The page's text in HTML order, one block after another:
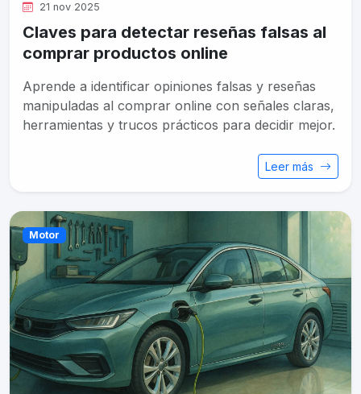
21 nov 2025
Claves para detectar reseñas falsas al
comprar productos online
Aprende a identificar opiniones falsas y reseñas
manipuladas al comprar online con señales claras,
herramientas y trucos prácticos para decidir mejor.
Leer más
Motor